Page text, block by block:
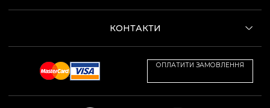
КОНТАКТИ
ОПЛАТИТИ ЗАМОВЛЕННЯ